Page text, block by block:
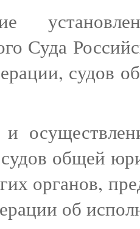
Суда
судов
общей
органов,
об